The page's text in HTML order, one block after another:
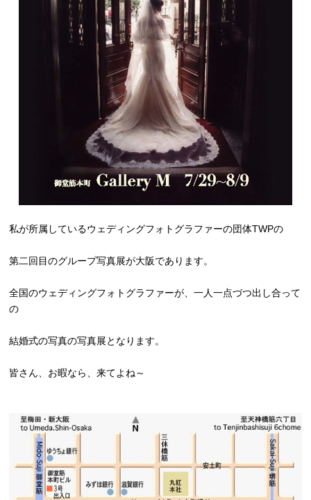
私が所属しているウェディングフォトグラファーの団体TWPの
第二回目のグループ写真展が大阪であります。
全国のウェディングフォトグラファーが、一人一点づつ出し合って
の
結婚式の写真の写真展となります。
皆さん、お暇なら、来てよね～